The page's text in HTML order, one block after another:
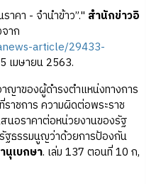
าคา - จำนำข้าว”." สำนักข่าวอิ
าก
article/29433-
เมษายน 2563.
าของผู้ดำรงตำแหน่งทางการ
าชการ ความผิดต่อพระราช
อราคาต่อหน่วยงานของรัฐ
ธรรมนูญว่าด้วยการป้องกัน
นุเบกษา. เล่ม 137 ตอนที่ 10 ก,